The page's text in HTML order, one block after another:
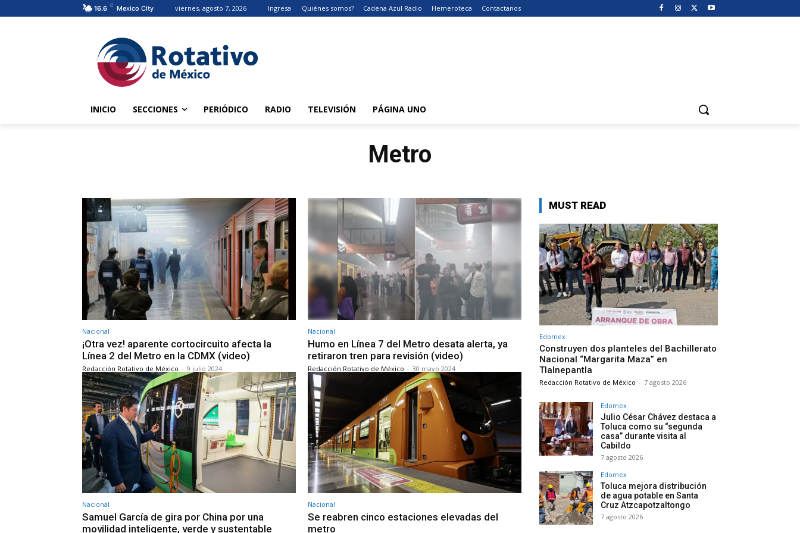
16.6 C Mexico City viernes, agosto 7, 2026 Ingresa Quiénes somos? Cadena Azul Radio Hemeroteca Contactanos
INICIO SECCIONES PERIÓDICO RADIO TELEVISIÓN PÁGINA UNO
Metro
Nacional
¡Otra vez! aparente cortocircuito afecta la
Línea 2 del Metro en la CDMX (video)
Redacción Rotativo de México - 9 julio 2024
Nacional
Humo en Línea 7 del Metro desata alerta, ya
retiraron tren para revisión (video)
Redacción Rotativo de México - 30 mayo 2024
Nacional
Samuel García de gira por China por una
movilidad inteligente, verde y sustentable
Nacional
Se reabren cinco estaciones elevadas del
metro
MUST READ
Edomex
Construyen dos planteles del Bachillerato
Nacional “Margarita Maza” en
Tlalnepantla
Redacción Rotativo de México - 7 agosto 2026
Edomex
Julio César Chávez destaca a
Toluca como su “segunda
casa” durante visita al
Cabildo
7 agosto 2026
Edomex
Toluca mejora distribución
de agua potable en Santa
Cruz Atzcapotzaltongo
7 agosto 2026